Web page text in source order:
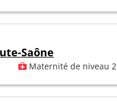
Saône
Maternité de niveau 2